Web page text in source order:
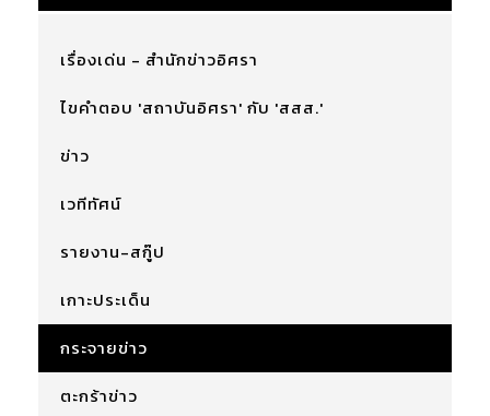
เรื่องเด่น - สำนักข่าวอิศรา
ไขคำตอบ 'สถาบันอิศรา' กับ 'สสส.'
ข่าว
เวทีทัศน์
รายงาน-สกู๊ป
เกาะประเด็น
กระจายข่าว
ตะกร้าข่าว